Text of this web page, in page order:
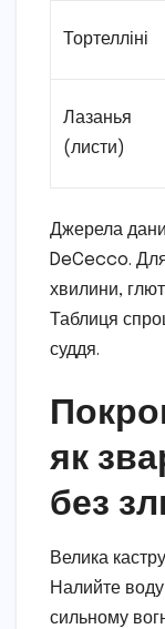
Тортелліні
Лазанья
(листи)
Джерела
DeCecco.
хвилини,
Таблиця
суддя.
як
без
Велика
Налийте воду
сильному